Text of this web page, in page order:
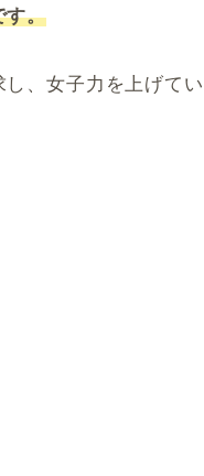
す。
、女子力を上げてい